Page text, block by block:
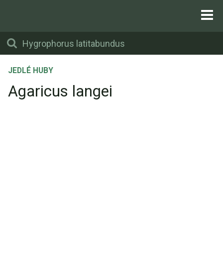
JEDLÉ HUBY
Agaricus langei